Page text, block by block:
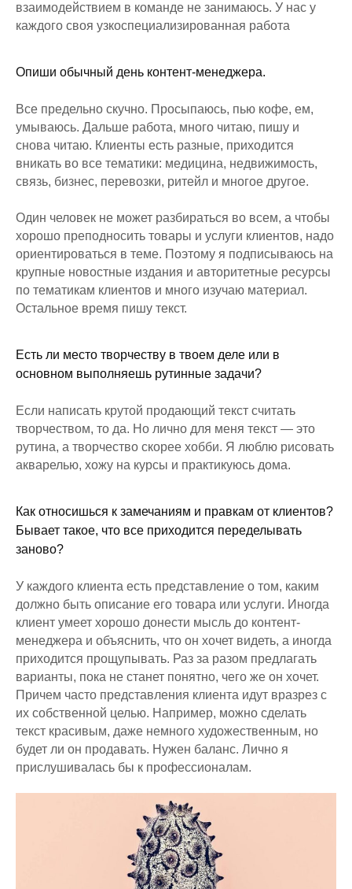
взаимодействием в команде не занимаюсь. У нас у
каждого своя узкоспециализированная работа
Опиши обычный день контент-менеджера.
Все предельно скучно. Просыпаюсь, пью кофе, ем,
умываюсь. Дальше работа, много читаю, пишу и
снова читаю. Клиенты есть разные, приходится
вникать во все тематики: медицина, недвижимость,
связь, бизнес, перевозки, ритейл и многое другое.
Один человек не может разбираться во всем, а чтобы
хорошо преподносить товары и услуги клиентов, надо
ориентироваться в теме. Поэтому я подписываюсь на
крупные новостные издания и авторитетные ресурсы
по тематикам клиентов и много изучаю материал.
Остальное время пишу текст.
Есть ли место творчеству в твоем деле или в
основном выполняешь рутинные задачи?
Если написать крутой продающий текст считать
творчеством, то да. Но лично для меня текст — это
рутина, а творчество скорее хобби. Я люблю рисовать
акварелью, хожу на курсы и практикуюсь дома.
Как относишься к замечаниям и правкам от клиентов?
Бывает такое, что все приходится переделывать
заново?
У каждого клиента есть представление о том, каким
должно быть описание его товара или услуги. Иногда
клиент умеет хорошо донести мысль до контент-
менеджера и объяснить, что он хочет видеть, а иногда
приходится прощупывать. Раз за разом предлагать
варианты, пока не станет понятно, чего же он хочет.
Причем часто представления клиента идут вразрез с
их собственной целью. Например, можно сделать
текст красивым, даже немного художественным, но
будет ли он продавать. Нужен баланс. Лично я
прислушивалась бы к профессионалам.